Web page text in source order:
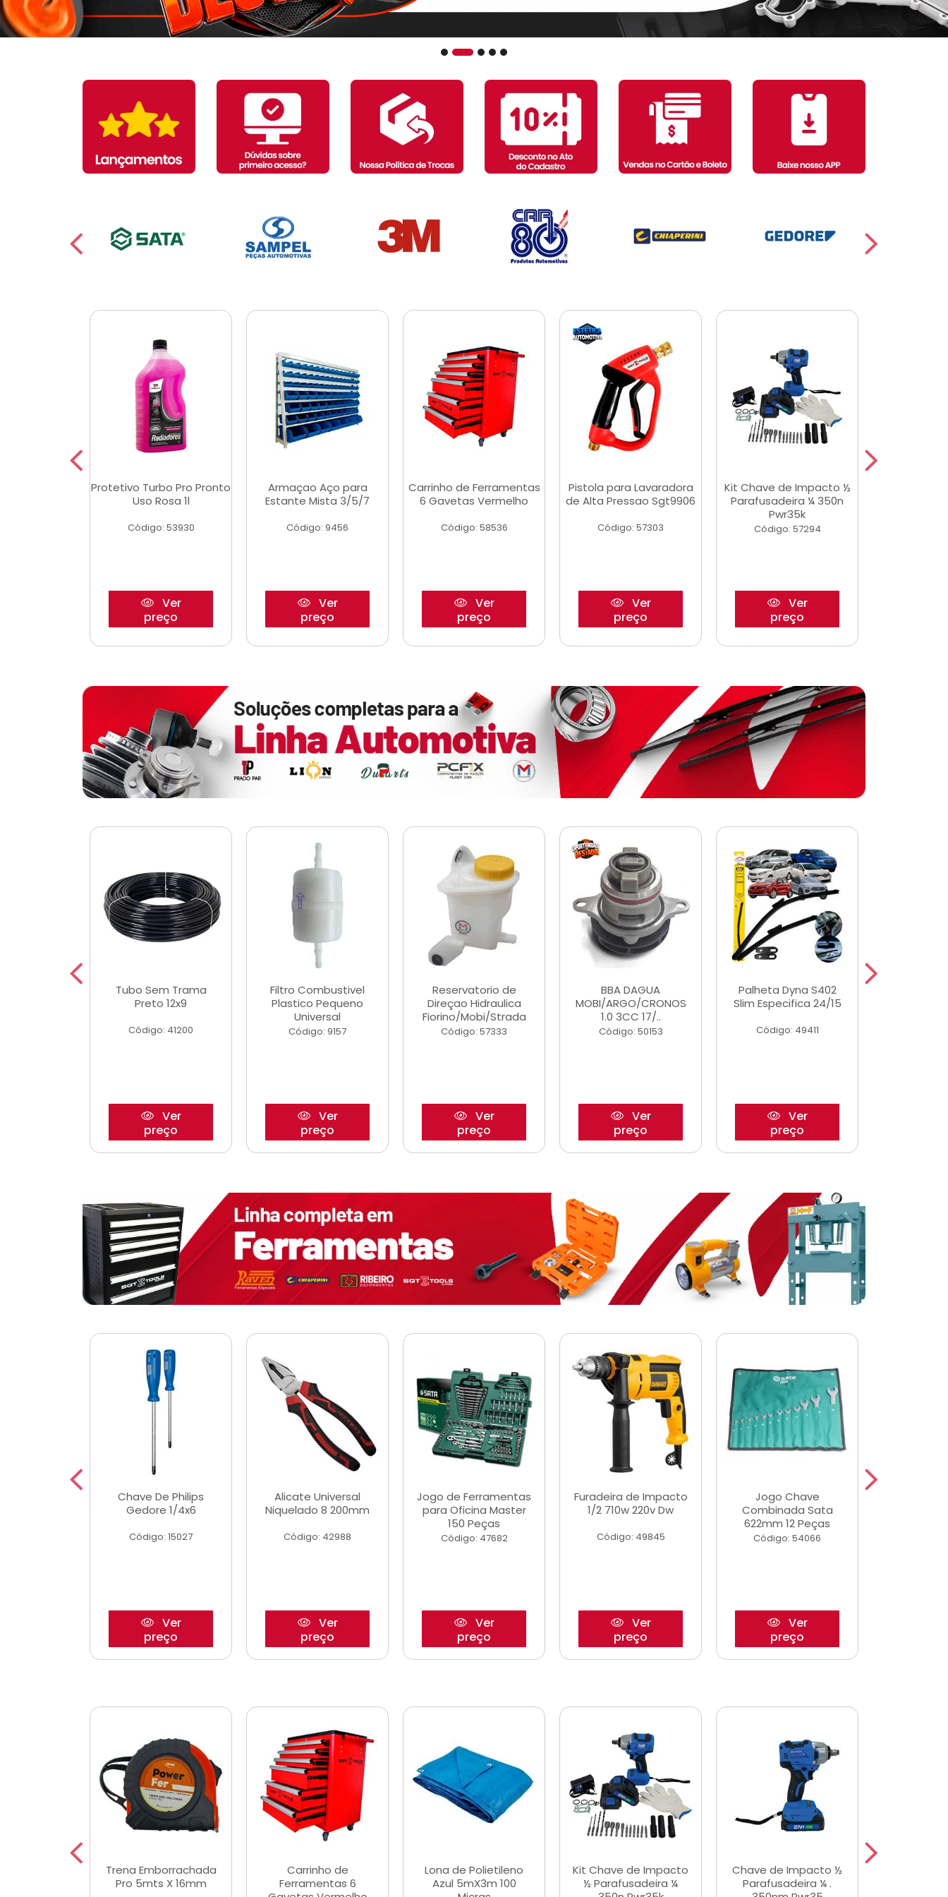
Protetivo Turbo Pro Pronto
Uso Rosa 1l
Código: 53930
Ver
preço
Armaçao Aço para
Estante Mista 3/5/7
Código: 9456
Ver
preço
Carrinho de Ferramentas
6 Gavetas Vermelho
Código: 58536
Ver
preço
Pistola para Lavaradora
de Alta Pressao Sgt9906
Código: 57303
Ver
preço
Kit Chave de Impacto ½
Parafusadeira ¼ 350n
Pwr35k
Código: 57294
Ver
preço
Tubo Sem Trama
Preto 12x9
Código: 41200
Ver
preço
Filtro Combustivel
Plastico Pequeno
Universal
Código: 9157
Ver
preço
Reservatorio de
Direçao Hidraulica
Fiorino/Mobi/Strada
Código: 57333
Ver
preço
BBA DAGUA
MOBI/ARGO/CRONOS
1.0 3CC 17/..
Código: 50153
Ver
preço
Palheta Dyna S402
Slim Especifica 24/15
Código: 49411
Ver
preço
Chave De Philips
Gedore 1/4x6
Código: 15027
Ver
preço
Alicate Universal
Niquelado 8 200mm
Código: 42988
Ver
preço
Jogo de Ferramentas
para Oficina Master
150 Peças
Código: 47682
Ver
preço
Furadeira de Impacto
1/2 710w 220v Dw
Código: 49845
Ver
preço
Jogo Chave
Combinada Sata
622mm 12 Peças
Código: 54066
Ver
preço
Trena Emborrachada
Pro 5mts X 16mm
Carrinho de
Ferramentas 6
Lona de Polietileno
Azul 5mX3m 100
Kit Chave de Impacto
½ Parafusadeira ¼
Chave de Impacto ½
Parafusadeira ¼ .